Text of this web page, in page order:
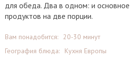
для обеда. Два в одном: и основное
продуктов на две порции.
Вам понадобится:
20-30 минут
География блюда:
Кухня Европы